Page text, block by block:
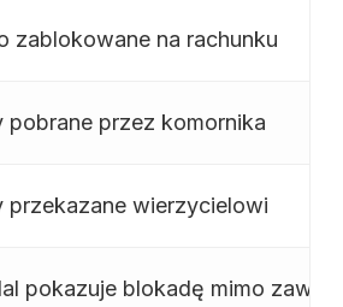
zablokowane na rachunku
pobrane przez komornika
przekazane wierzycielowi
pokazuje blokadę mimo